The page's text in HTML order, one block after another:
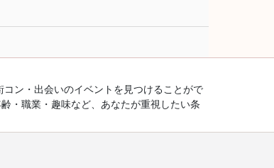
ン・出会いのイベントを見つけることがで
・職業・趣味など、あなたが重視したい条